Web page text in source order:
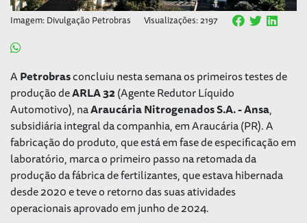
Imagem: Divulgação Petrobras Visualizações: 2197
APetrobrasconcluiu nesta semana os primeiros testes de
produção deARLA 32(Agente Redutor Líquido
Automotivo), naAraucária Nitrogenados S.A. - Ansa,
subsidiária integral da companhia, em Araucária (PR). A
fabricação do produto, que está em fase de especificação em
laboratório, marca o primeiro passo na retomada da
produção da fábrica de fertilizantes, que estava hibernada
desde 2020 e teve o retorno das suas atividades
operacionais aprovado em junho de 2024.